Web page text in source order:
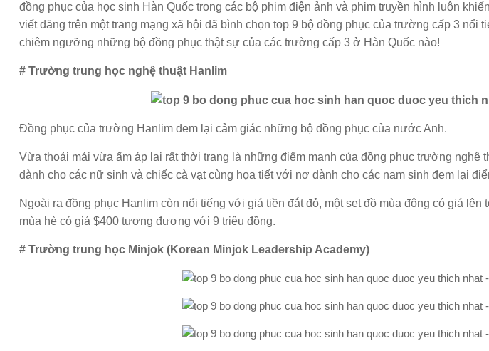
đồng phục của học sinh Hàn Quốc trong các bộ phim điện ảnh và phim truyền hình luôn
viết đăng trên một trang mạng xã hội đã bình chọn top 9 bộ đồng phục của trường cấp 3 nổi
chiêm ngưỡng những bộ đồng phục thật sự của các trường cấp 3 ở Hàn Quốc nào!
# Trường trung học nghệ thuật Hanlim
Đồng phục của trường Hanlim đem lại cảm giác những bộ đồng phục của nước Anh.
Vừa thoải mái vừa ấm áp lại rất thời trang là những điểm mạnh của đồng phục trường nghệ
dành cho các nữ sinh và chiếc cà vạt cùng họa tiết với nơ dành cho các nam sinh đem lại
Ngoài ra đồng phục Hanlim còn nổi tiếng với giá tiền đắt đỏ, một set đồ mùa đông có giá
mùa hè có giá $400 tương đương với 9 triệu đồng.
# Trường trung học Minjok (Korean Minjok Leadership Academy)